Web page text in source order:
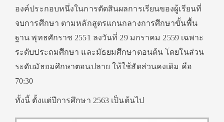
องค์ประกอบหนึ่งในการตัดสินผลการเรียนของผู้เรียนที่
จบการศึกษา ตามหลักสูตรแกนกลางการศึกษาขั้นพื้น
ฐาน พุทธศักราช 2551 ลงวันที่ 29 มกราคม 2559 เฉพาะ
ระดับประถมศึกษา และมัธยมศึกษาตอนต้น โดยในส่วน
ระดับมัธยมศึกษาตอนปลาย ให้ใช้สัดส่วนคงเดิม คือ
70:30
ทั้งนี้ ตั้งแต่ปีการศึกษา 2563 เป็นต้นไป